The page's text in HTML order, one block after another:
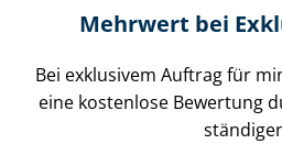
Mehrwert bei
Bei exklusivem Auftrag für
eine kostenlose Bewertung